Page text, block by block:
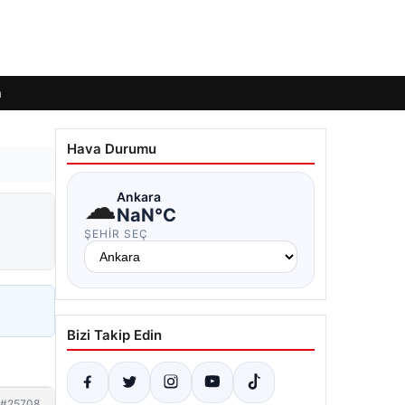
Hava Durumu
☁Ankara
NaN°C
ŞEHIR SEÇ
Bizi Takip Edin